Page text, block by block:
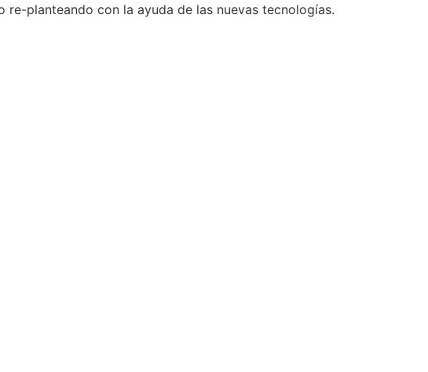
planteando con la ayuda de las nuevas tecnologías.